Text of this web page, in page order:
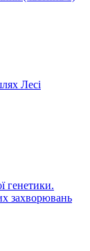
Лесі
генетики.
захворювань